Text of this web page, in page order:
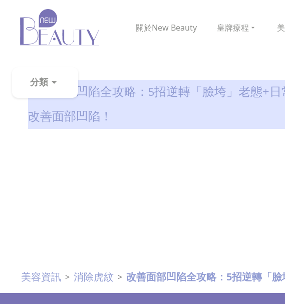
關於New Beauty 皇牌療程
分類
粉
刺
眼
袋
改善面部凹陷全攻略：5招逆轉「臉垮」老態+
改善面部凹陷！
美容資訊 > 消除虎紋 > 改善面部凹陷全攻略：5招逆轉「